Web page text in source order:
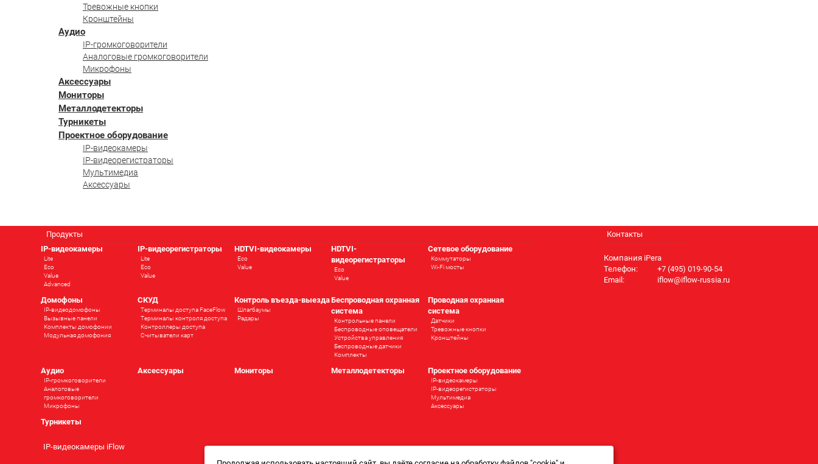
Тревожные кнопки
Кронштейны
Аудио
IP-громкоговорители
Аналоговые громкоговорители
Микрофоны
Аксессуары
Мониторы
Металлодетекторы
Турникеты
Проектное оборудование
IP-видеокамеры
IP-видеорегистраторы
Мультимедиа
Аксессуары
Продукты
IP-видеокамеры
Lite
Eco
Value
Advanced
IP-видеорегистраторы
Lite
Eco
Value
HDTVI-видеокамеры
Eco
Value
HDTVI-
видеорегистраторы
Eco
Value
Сетевое оборудование
Коммутаторы
Wi-Fi мосты
Домофоны
IP-видеодомофоны
Вызывные панели
Комплекты домофонии
Модульная домофония
СКУД
Терминалы доступа FaceFlow
Терминалы контроля доступа
Контроллеры доступа
Считыватели карт
Контроль въезда-выезда
Шлагбаумы
Радары
Беспроводная охранная
система
Контрольные панели
Беспроводные оповещатели
Устройства управления
Беспроводные датчики
Комплекты
Проводная охранная
система
Датчики
Тревожные кнопки
Кронштейны
Аудио
IP-громкоговорители
Аналоговые
громкоговорители
Микрофоны
Аксессуары Мониторы Металлодетекторы Проектное оборудование
IP-видеокамеры
IP-видеорегистраторы
Мультимедиа
Аксессуары
Турникеты
Контакты
Компания iPera
Телефон:
+7 (495) 019-90-54
Email:
iflow@iflow-russia.ru
IP-видеокамеры iFlow